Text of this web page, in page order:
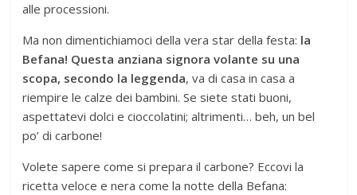
alle processioni.
Ma non dimentichiamoci della vera star della festa: la
Befana! Questa anziana signora volante su una
scopa, secondo la leggenda, va di casa in casa a
riempire le calze dei bambini. Se siete stati buoni,
aspettatevi dolci e cioccolatini; altrimenti… beh, un bel
po’ di carbone!
Volete sapere come si prepara il carbone? Eccovi la
ricetta veloce e nera come la notte della Befana: